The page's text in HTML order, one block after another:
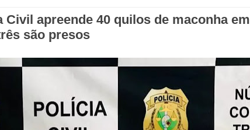
Civil apreende 40 quilos de maconha em
são presos